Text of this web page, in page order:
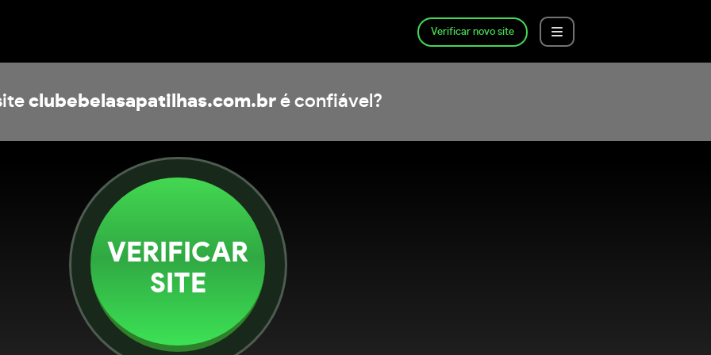
Verificar novo site
clubebelasapatilhas.com.bré confiável?
VERIFICAR
SITE